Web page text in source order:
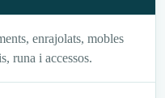
enrajolats, mobles
runa i accessos.